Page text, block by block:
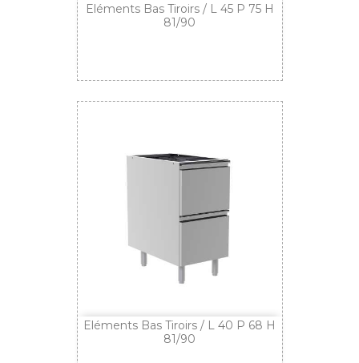
Eléments Bas Tiroirs / L 45 P 75 H
81/90
Eléments Bas Tiroirs / L 40 P 68 H
81/90